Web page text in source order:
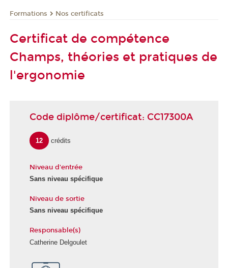
Formations Nos certificats
Certificat de compétence
Champs, théories et pratiques de
l'ergonomie
Code diplôme/certificat: CC17300A
12 crédits
Niveau d'entrée
Sans niveau spécifique
Niveau de sortie
Sans niveau spécifique
Responsable(s)
Catherine Delgoulet
É